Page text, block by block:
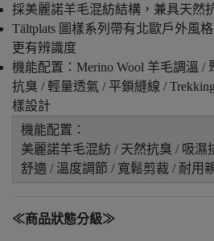
採美麗諾羊毛混紡結構，兼具天然
Tältplats 圖樣系列帶有北歐戶外風
更有辨識度
機能配置：Merino Wool 羊毛調溫 /
抗臭 / 輕量透氣 / 平鎖縫線 /
樣設計
機能配置：
美麗諾羊毛混紡 / 天然抗臭 / 吸濕
舒適 / 溫度調節 / 寬鬆剪裁 / 耐用
≪商品狀態分級≫